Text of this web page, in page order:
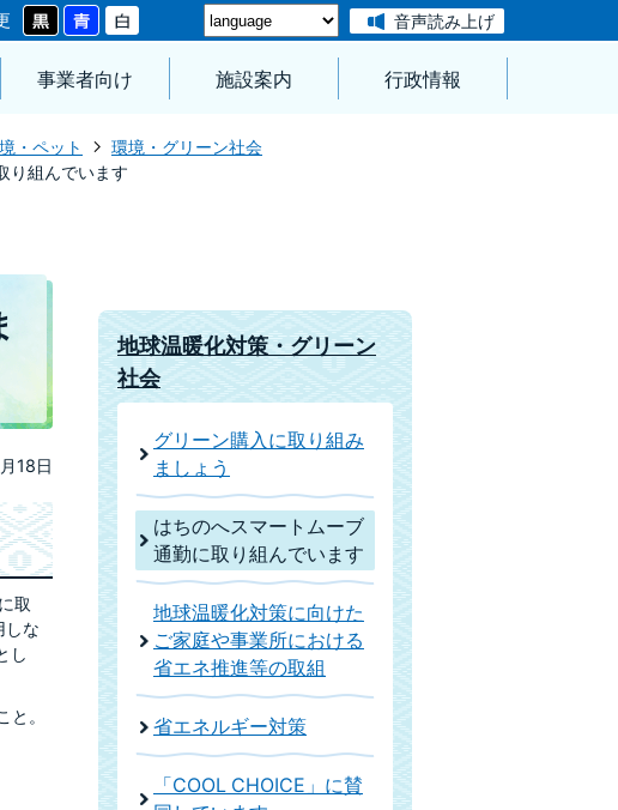
音声読み上げ
事業者向け 施設案内 行政情報
・ペット
環境・グリーン社会
り組んでいます
18日
取
しな
し
。
地球温暖化対策・グリーン
社会
グリーン購入に取り組み
ましょう
はちのへスマートムーブ
通勤に取り組んでいます
地球温暖化対策に向けた
ご家庭や事業所における
省エネ推進等の取組
省エネルギー対策
「COOL CHOICE」に賛